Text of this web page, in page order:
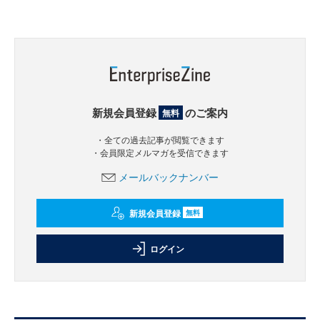
新規会員登録 無料 のご案内
・全ての過去記事が閲覧できます
・会員限定メルマガを受信できます
メールバックナンバー
新規会員登録 無料
ログイン